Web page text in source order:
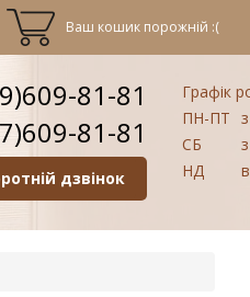
Ваш кошик порожній :(
81-81
81-81
дзвінок
Графік
ПН-ПТ
СБ
НД